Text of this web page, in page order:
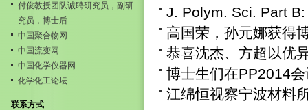
付俊教授团队诚聘研究员，副研
究员，博士后
中国聚合物网
中国流变网
中国化学仪器网
化学化工论坛
联系方式
J. Polym. Sci. Part B:
高国荣，孙元娜获得
恭喜沈杰、方超以优
博士生们在PP2014
江绵恒视察宁波材料